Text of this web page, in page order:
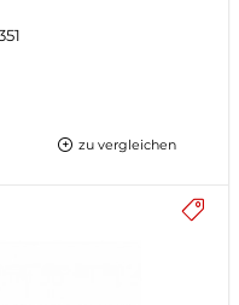
zu vergleichen